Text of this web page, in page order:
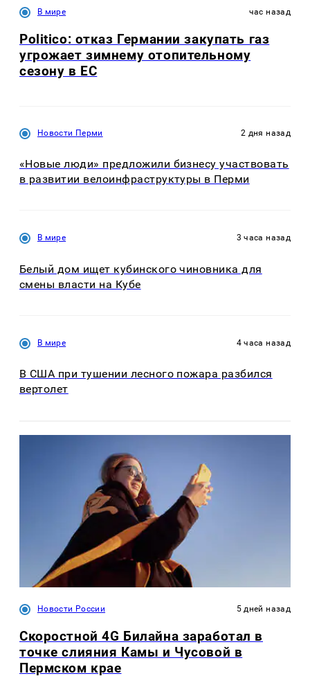
В мире час назад
Politico: отказ Германии закупать газ
угрожает зимнему отопительному
сезону в ЕС
Новости Перми 2 дня назад
«Новые люди» предложили бизнесу участвовать
в развитии велоинфраструктуры в Перми
В мире 3 часа назад
Белый дом ищет кубинского чиновника для
смены власти на Кубе
В мире 4 часа назад
В США при тушении лесного пожара разбился
вертолет
Новости России 5 дней назад
Скоростной 4G Билайна заработал в
точке слияния Камы и Чусовой в
Пермском крае